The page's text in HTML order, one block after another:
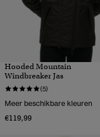
Hooded Mountain
Windbreaker Jas
(5)
Meer beschikbare kleuren
€119,99